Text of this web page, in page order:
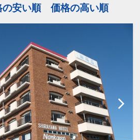
の安い順 価格の高い順